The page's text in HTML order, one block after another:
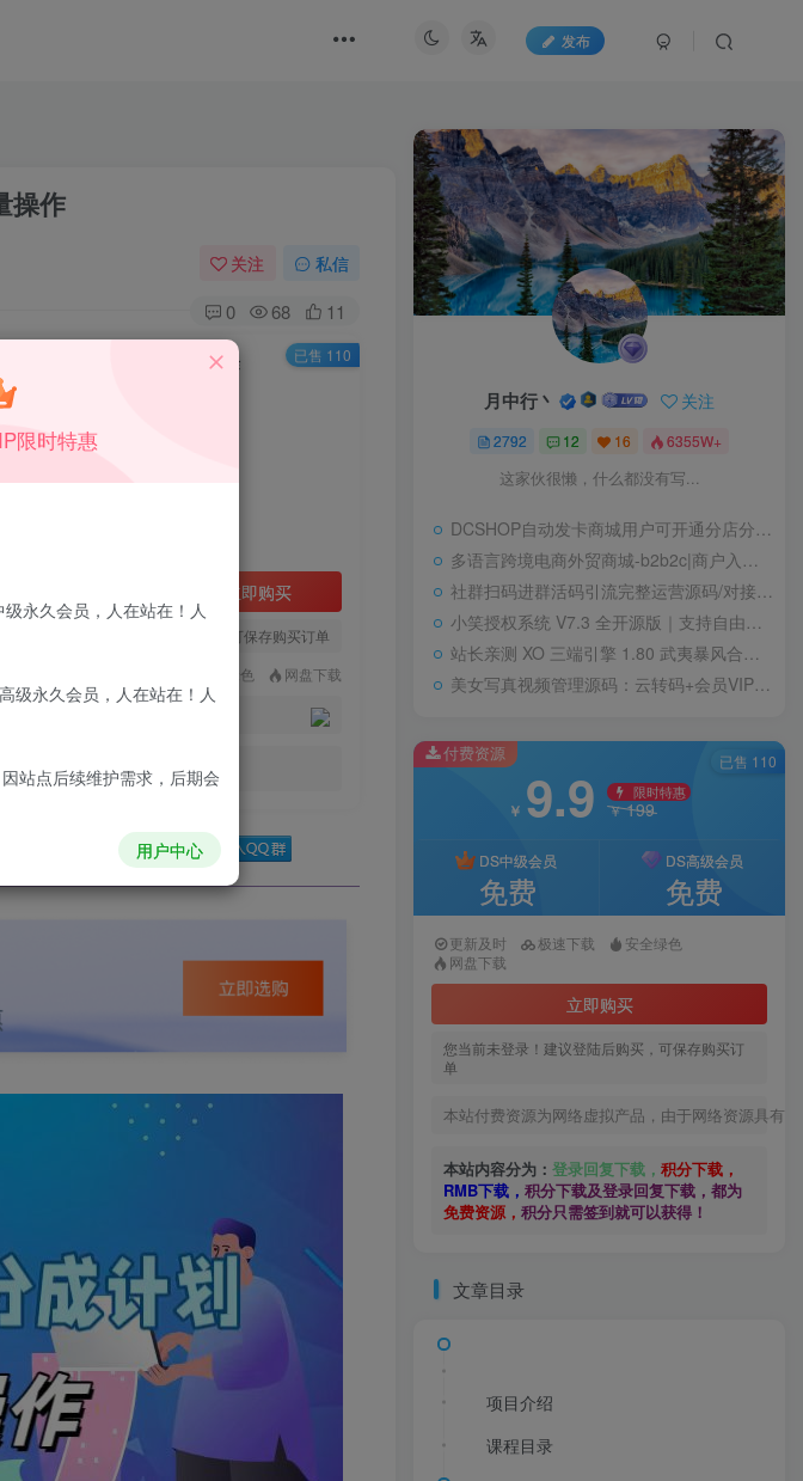
发布
操作
关注 私信
0 68 11
月入五位数，可矩阵批量操作
立即购买
您当前未登录！建议登陆后购买，可保存购买订单
安全绿色 网盘下载
联系站长QQ：
签到就可以获得！
已售 110
联系我们删除！ Q群：
月中行丶 关注
2792 12 16 6355W+
这家伙很懒，什么都没有写...
DCSHOP自动发卡商城用户可开通分店分销，支持实物发货，自带博客功能
多语言跨境电商外贸商城-b2b2c|商户入驻|随机物流|信用分|平台代发
社群扫码进群活码引流完整运营源码/对接免签约支付接口/推广正常绑定下级
小笑授权系统 V7.3 全开源版｜支持自由二次开发
站长亲测 XO 三端引擎 1.80 武夷暴风合击复古传奇手游服务端 魔神领域盘古圣地降魔天堂
美女写真视频管理源码：云转码+会员VIP系统，一键采集+代理系统全支持
付费资源
￥ 9.9 限时特惠
￥199
DS中级会员
免费
DS高级会员
免费
更新及时 极速下载
安全绿色
网盘下载
立即购买
您当前未登录！建议登陆后购买，可保存购买订
单
本站付费资源为网络虚拟产品，由于网络资源具有
本站内容分为： 登录回复下载， 积分下载，
RMB下载， 积分下载及登录回复下载，都为
免费资源， 积分只需签到就可以获得！
已售 110
文章目录
项目介绍
课程目录
限时特惠
永久会员，人在站在！人
级永久会员，人在站在！人
站点后续维护需求，后期会
用户中心